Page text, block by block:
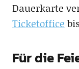
Dauerkarte
Ticketoffice
Für die